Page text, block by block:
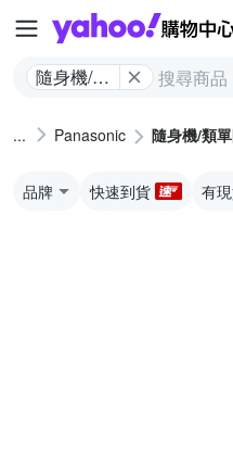
隨身機/類
Panasonic 隨身機/類
品牌 快速到貨 有